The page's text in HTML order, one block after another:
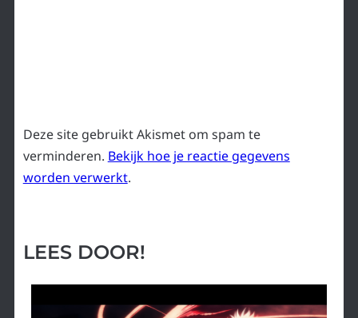
Deze site gebruikt Akismet om spam te
verminderen. Bekijk hoe je reactie gegevens
worden verwerkt.
LEES DOOR!